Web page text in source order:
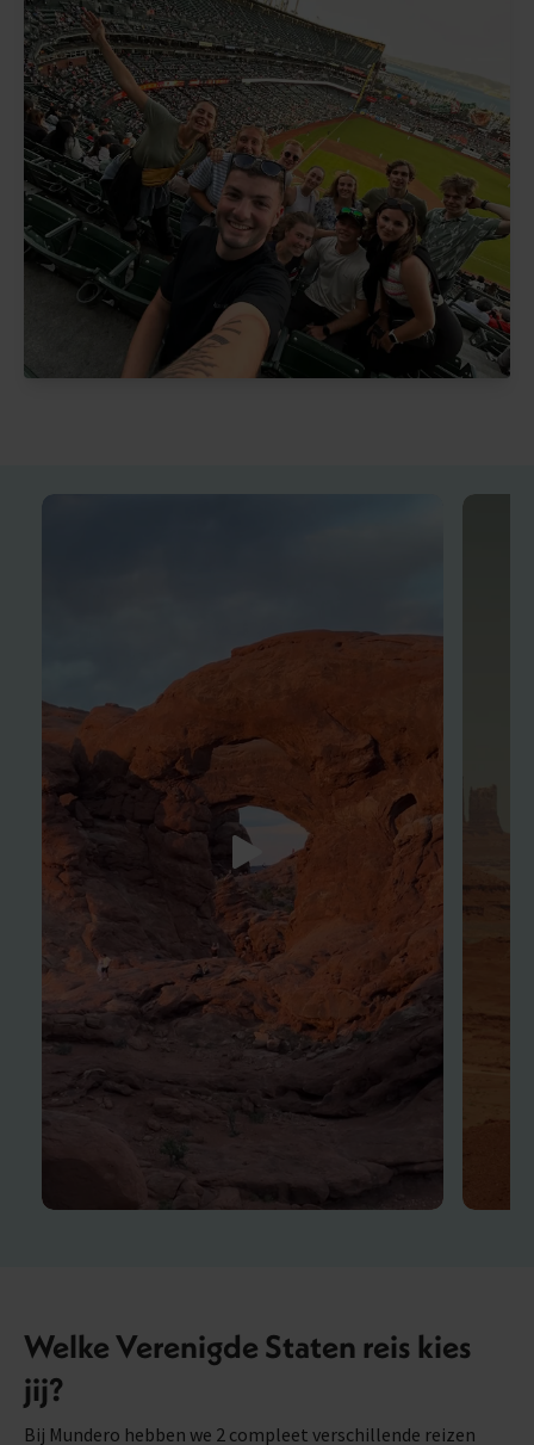
Welke Verenigde Staten reis kies
jij?
Bij Mundero hebben we 2 compleet verschillende reizen